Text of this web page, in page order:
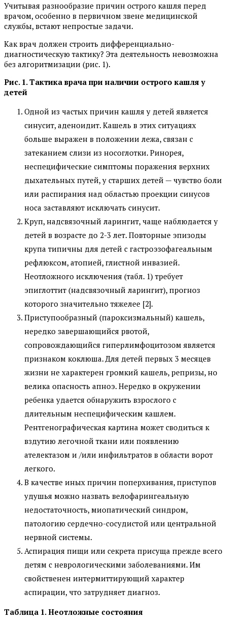
Учитывая разнообразие причин острого кашля перед
врачом, особенно в первичном звене медицинской
службы, встают непростые задачи.
Как врач должен строить дифференциально-
диагностическую тактику? Эта деятельность невозможна
без алгоритмизации (рис. 1).
Рис. 1. Тактика врача при наличии острого кашля у
детей
Одной из частых причин кашля у детей является
синусит, аденоидит. Кашель в этих ситуациях
больше выражен в положении лежа, связан с
затеканием слизи из носоглотки. Ринорея,
неспецифические симптомы поражения верхних
дыхательных путей, у старших детей — чувство боли
или распирания над областью проекции синусов
носа заставляют исключать синусит.
Круп, надсвязочный ларингит, чаще наблюдается у
детей в возрасте до 2-3 лет. Повторные эпизоды
крупа типичны для детей с гастроэзофагеальным
рефлюксом, атопией, глистной инвазией.
Неотложного исключения (табл. 1) требует
эпиглоттит (надсвязочный ларингит), прогноз
которого значительно тяжелее [2].
Приступообразный (пароксизмальный) кашель,
нередко завершающийся рвотой,
сопровождающийся гиперлимфоцитозом является
признаком коклюша. Для детей первых 3 месяцев
жизни не характерен громкий кашель, репризы, но
велика опасность апноэ. Нередко в окружении
ребенка удается обнаружить взрослого с
длительным неспецифическим кашлем.
Рентгенографическая картина может сводиться к
вздутию легочной ткани или появлению
ателектазом и /или инфильтратов в области ворот
легкого.
В качестве иных причин поперхивания, приступов
удушья можно назвать велофарингеальную
недостаточность, миопатический синдром,
патологию сердечно-сосудистой или центральной
нервной системы.
Аспирация пищи или секрета присуща прежде всего
детям с неврологическими заболеваниями. Им
свойственен интермиттирующий характер
аспирации, что затрудняет диагноз.
Таблица 1. Неотложные состояния